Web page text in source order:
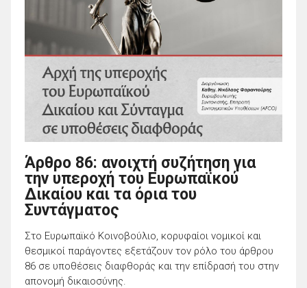
Άρθρο 86: ανοιχτή συζήτηση για
την υπεροχή του Ευρωπαϊκού
Δικαίου και τα όρια του
Συντάγματος
Στο Ευρωπαϊκό Κοινοβούλιο, κορυφαίοι νομικοί και
θεσμικοί παράγοντες εξετάζουν τον ρόλο του άρθρου
86 σε υποθέσεις διαφθοράς και την επίδρασή του στην
απονομή δικαιοσύνης.